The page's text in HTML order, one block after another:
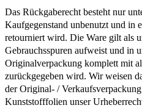
Das Rückgaberecht besteht nur
Kaufgegenstand unbenutzt und in
retourniert wird. Die Ware gilt als
Gebrauchsspuren aufweist und in
Originalverpackung komplett mit
zurückgegeben wird. Wir weisen
der Original- /
Kunststofffolien unser